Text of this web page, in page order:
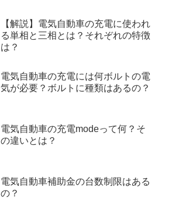
【解説】電気自動車の充電に使われ
る単相と三相とは？それぞれの特徴
は？
電気自動車の充電には何ボルトの電
気が必要？ボルトに種類はあるの？
電気自動車の充電modeって何？そ
の違いとは？
電気自動車補助金の台数制限はある
の？